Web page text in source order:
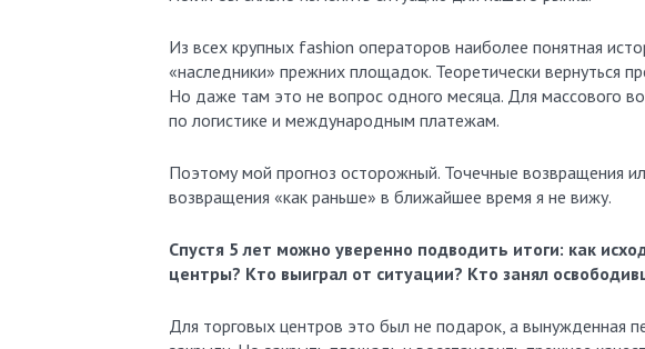
Из всех крупных fashion операторов наиболее понятная
«наследники» прежних площадок. Теоретически вернуться
Но даже там это не вопрос одного месяца. Для массового
по логистике и международным платежам.
Поэтому мой прогноз осторожный. Точечные возвращения
возвращения «как раньше» в ближайшее время я не вижу.
Спустя 5 лет можно уверенно подводить итоги: как
центры? Кто выиграл от ситуации? Кто занял
Для торговых центров это был не подарок, а вынужденная